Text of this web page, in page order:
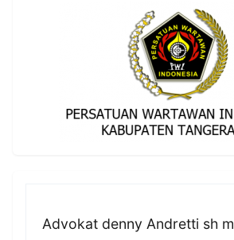
Advokat denny Andretti sh